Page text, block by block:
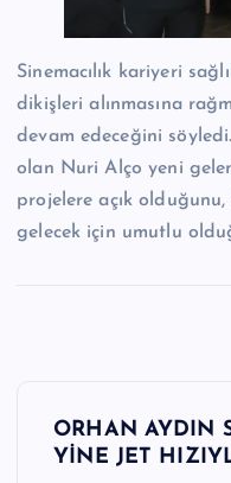
Sinemacılık kariyeri
dikişleri alınmasına
devam edeceğini
olan Nuri Alço yeni
projelere açık
gelecek için umutlu
ORHAN AYDIN
YİNE JET